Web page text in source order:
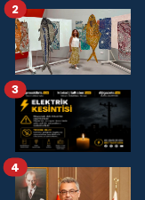
2
3
4